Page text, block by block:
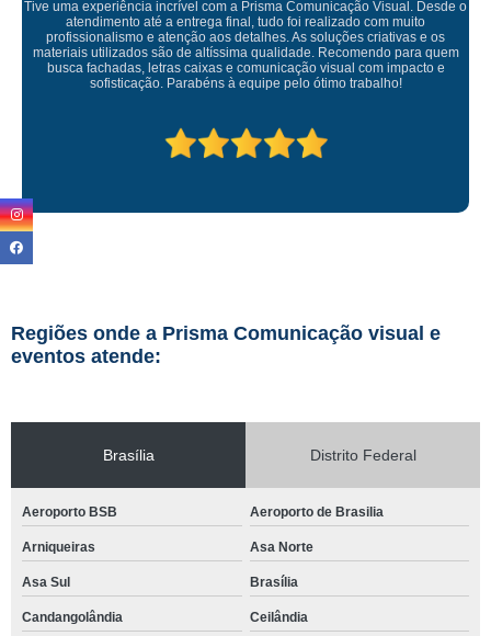
Desde o
e os
para quem
e
Empresa maravilhosa, entregue antes do prazo e a
ficou perfeita, indico de olhos fechados
Regiões onde a Prisma Comunicação visual e
eventos atende:
Brasília Distrito Federal
Aeroporto BSB Aeroporto de Brasilia
Arniqueiras Asa Norte
Asa Sul Brasília
Candangolândia Ceilândia